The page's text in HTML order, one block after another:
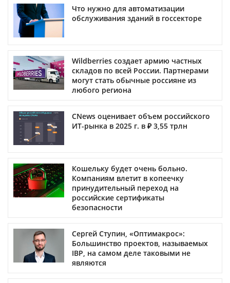
Что нужно для автоматизации
обслуживания зданий в госсекторе
Wildberries создает армию частных
складов по всей России. Партнерами
могут стать обычные россияне из
любого региона
CNews оценивает объем российского
ИТ-рынка в 2025 г. в ₽ 3,55 трлн
Кошельку будет очень больно.
Компаниям влетит в копеечку
принудительный переход на
российские сертификаты
безопасности
Сергей Ступин, «Оптимакрос»:
Большинство проектов, называемых
IBP, на самом деле таковыми не
являются